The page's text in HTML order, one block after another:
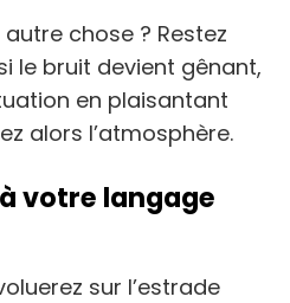
chose ? Restez
le bruit devient gênant,
en plaisantant
alors l’atmosphère.
votre langage
sur l’estrade